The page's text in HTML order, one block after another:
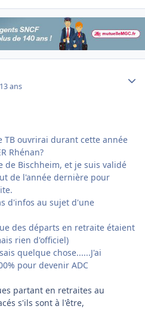
13 ans
TB ouvrirai durant cette année
Rhénan?
de Bischheim, et je suis validé
de l'année dernière pour
d'infos au sujet d'une
des départs en retraite étaient
rien d'officiel)
quelque chose......J'ai
pour devenir ADC
partant en retraites au
s'ils sont à l'être,